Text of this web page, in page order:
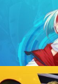
分野から探す
材へ